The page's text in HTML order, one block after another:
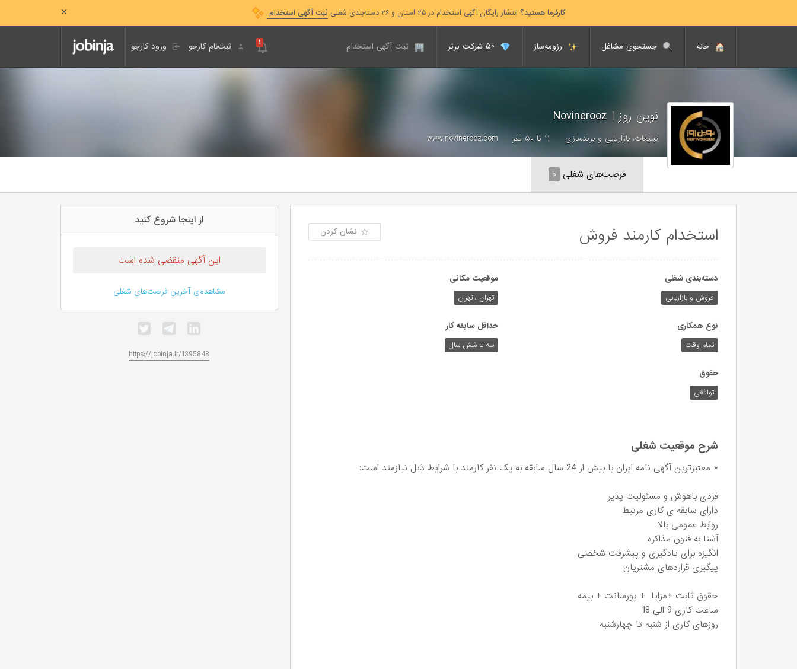
کارفرما هستید؟ انتشار رایگان آگهی استخدام در ۲۵ استان و ۲۶ دسته‌بندی شغلی ثبت آگهی استخدام
خانه جستجوی مشاغل رزومه‌ساز ثبت آگهی استخدام ورود کارجو ثبت‌نام کارجو ۱
نوین روز |
تبلیغات، بازاریابی و برندسازی ۱۱ تا ۵۰ نفر www.novinerooz.com
فرصت‌های شغلی ۰
استخدام کارمند فروش نشان کردن
دسته‌بندی شغلی
فروش و بازاریابی
موقعیت مکانی
تهران ، تهران
نوع همکاری
تمام وقت
حداقل سابقه کار
سه تا شش سال
حقوق
توافقی
شرح موقعیت شغلی
* معتبرترین آگهی نامه ایران با بیش از 24 سال سابقه به یک نفر کارمند با شرایط ذیل نیازمند است:
فردی باهوش و مسئولیت پذیر
دارای سابقه ی کاری مرتبط
روابط عمومی بالا
آشنا به فنون مذاکره
انگیزه برای یادگیری و پیشرفت شخصی
پیگیری قراردهای مشتریان
حقوق ثابت +مزایا + پورسانت + بیمه
ساعت کاری 9 الی 18
روزهای کاری از شنبه تا چهارشنبه
از اینجا شروع کنید
این آگهی منقضی شده است
مشاهده‌ی آخرین فرصت‌های شغلی
https://jobinja.ir/1395848